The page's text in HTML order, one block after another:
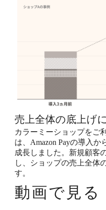
売上全体の底上げ
カラーミーショップをご
は、Amazon Payの導入か
成長しました。新規顧客
し、ショップの売上全体
す。
動画で見る